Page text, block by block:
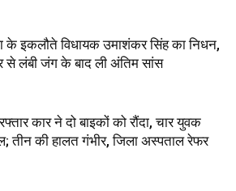
के इकलौते विधायक उमाशंकर सिंह का निधन,
लंबी जंग के बाद ली अंतिम सांस
कार ने दो बाइकों को रौंदा, चार युवक
तीन की हालत गंभीर, जिला अस्पताल रेफर